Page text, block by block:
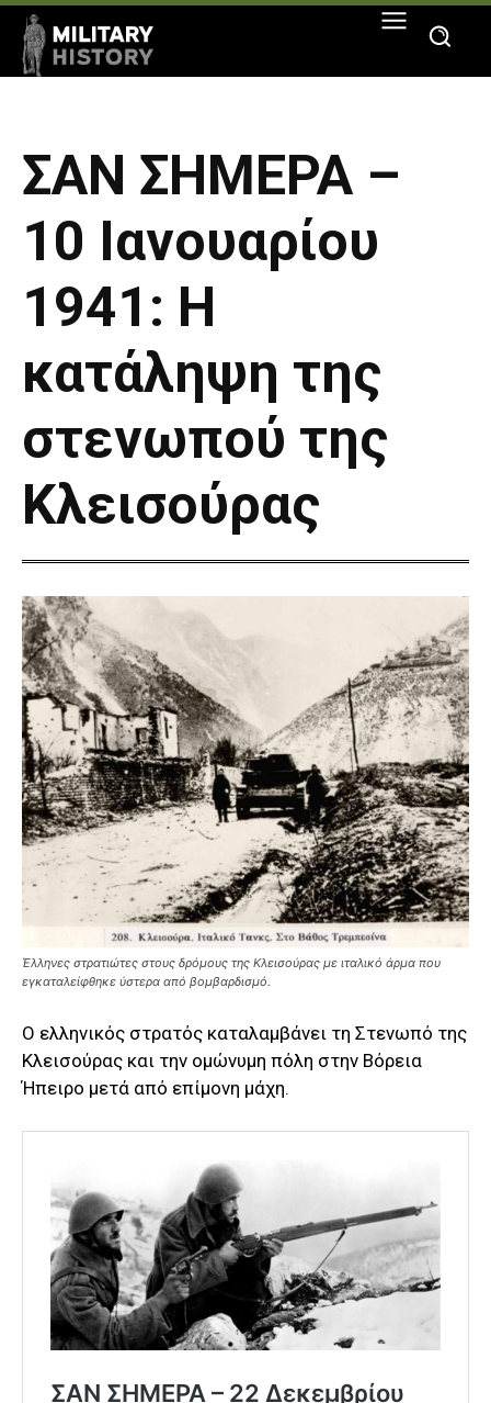
ΣΑΝ ΣΗΜΕΡΑ –
10 Ιανουαρίου
1941: Η
κατάληψη της
στενωπού της
Κλεισούρας
Έλληνες στρατιώτες στους δρόμους της Κλεισούρας με ιταλικό άρμα που
εγκαταλείφθηκε ύστερα από βομβαρδισμό.
Ο ελληνικός στρατός καταλαμβάνει τη Στενωπό της
Κλεισούρας και την ομώνυμη πόλη στην Βόρεια
Ήπειρο μετά από επίμονη μάχη.